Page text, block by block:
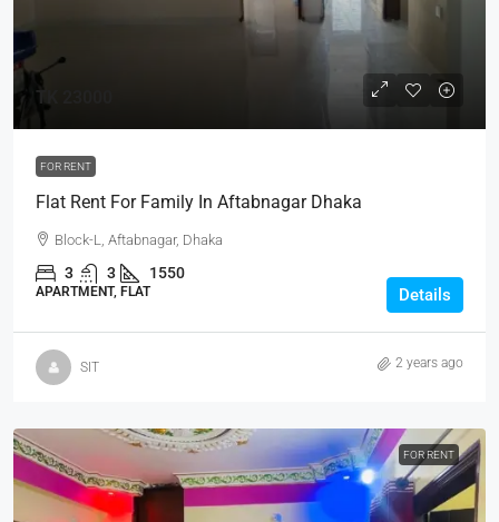
TK 23000
FOR RENT
Flat Rent For Family In Aftabnagar Dhaka
Block-L, Aftabnagar, Dhaka
3 3 1550
APARTMENT, FLAT Details
SIT 2 years ago
FOR RENT